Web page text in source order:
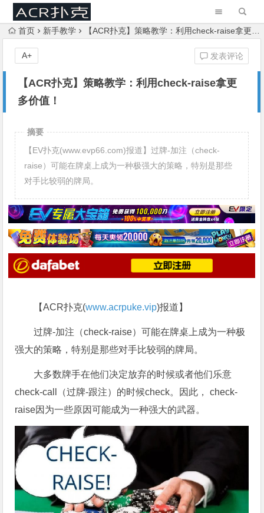
首页 新手教学 【ACR扑克】策略教学：利用check-raise拿更多价值！
【ACR扑克】策略教学：利用check-raise拿更
多价值！
发表评论
A+
摘要
【EV扑克(www.evp66.com)报道】过牌-加注（check-
raise）可能在牌桌上成为一种极强大的策略，特别是那些
对手比较弱的牌局。
【ACR扑克(www.acrpuke.vip)报道】
过牌-加注（check-raise）可能在牌桌上成为一种极
强大的策略，特别是那些对手比较弱的牌局。
大多数牌手在他们决定放弃的时候或者他们乐意
check-call（过牌-跟注）的时候check。因此， check-
raise因为一些原因可能成为一种强大的武器。